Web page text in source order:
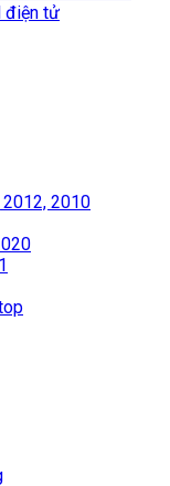
điện tử
2012, 2010